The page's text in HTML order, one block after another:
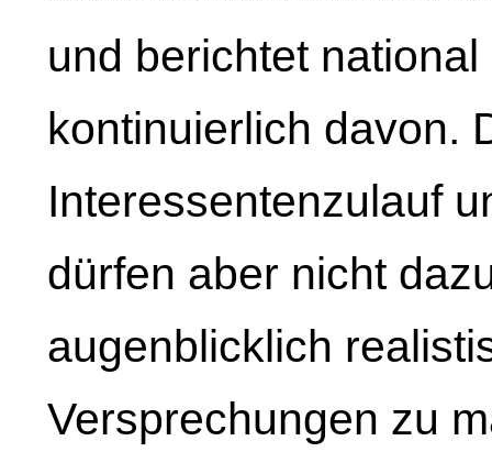
und berichtet
kontinuierlich davon.
Interessentenzulauf
dürfen aber nicht
augenblicklich
Versprechungen zu